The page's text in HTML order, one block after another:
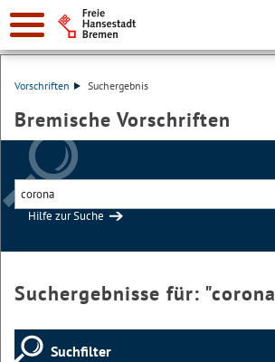
Vorschriften Suchergebnis
Bremische Vorschriften
Hilfe zur Suche
Suchergebnisse für: "corona
Suchfilter